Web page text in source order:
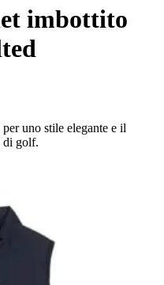
imbottito
uno stile elegante e il
di golf.